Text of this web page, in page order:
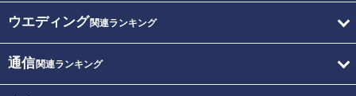
ウエディング関連ランキング
通信関連ランキング